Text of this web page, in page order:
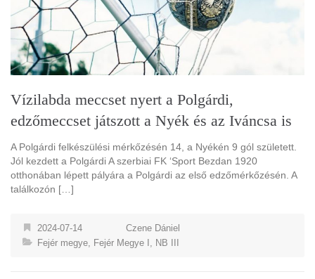
Vízilabda meccset nyert a Polgárdi,
edzőmeccset játszott a Nyék és az Iváncsa is
A Polgárdi felkészülési mérkőzésén 14, a Nyékén 9 gól született.
Jól kezdett a Polgárdi A szerbiai FK ‘Sport Bezdan 1920
otthonában lépett pályára a Polgárdi az első edzőmérkőzésén. A
találkozón […]
2024-07-14
Czene Dániel
Fejér megye Fejér Megye I NB III